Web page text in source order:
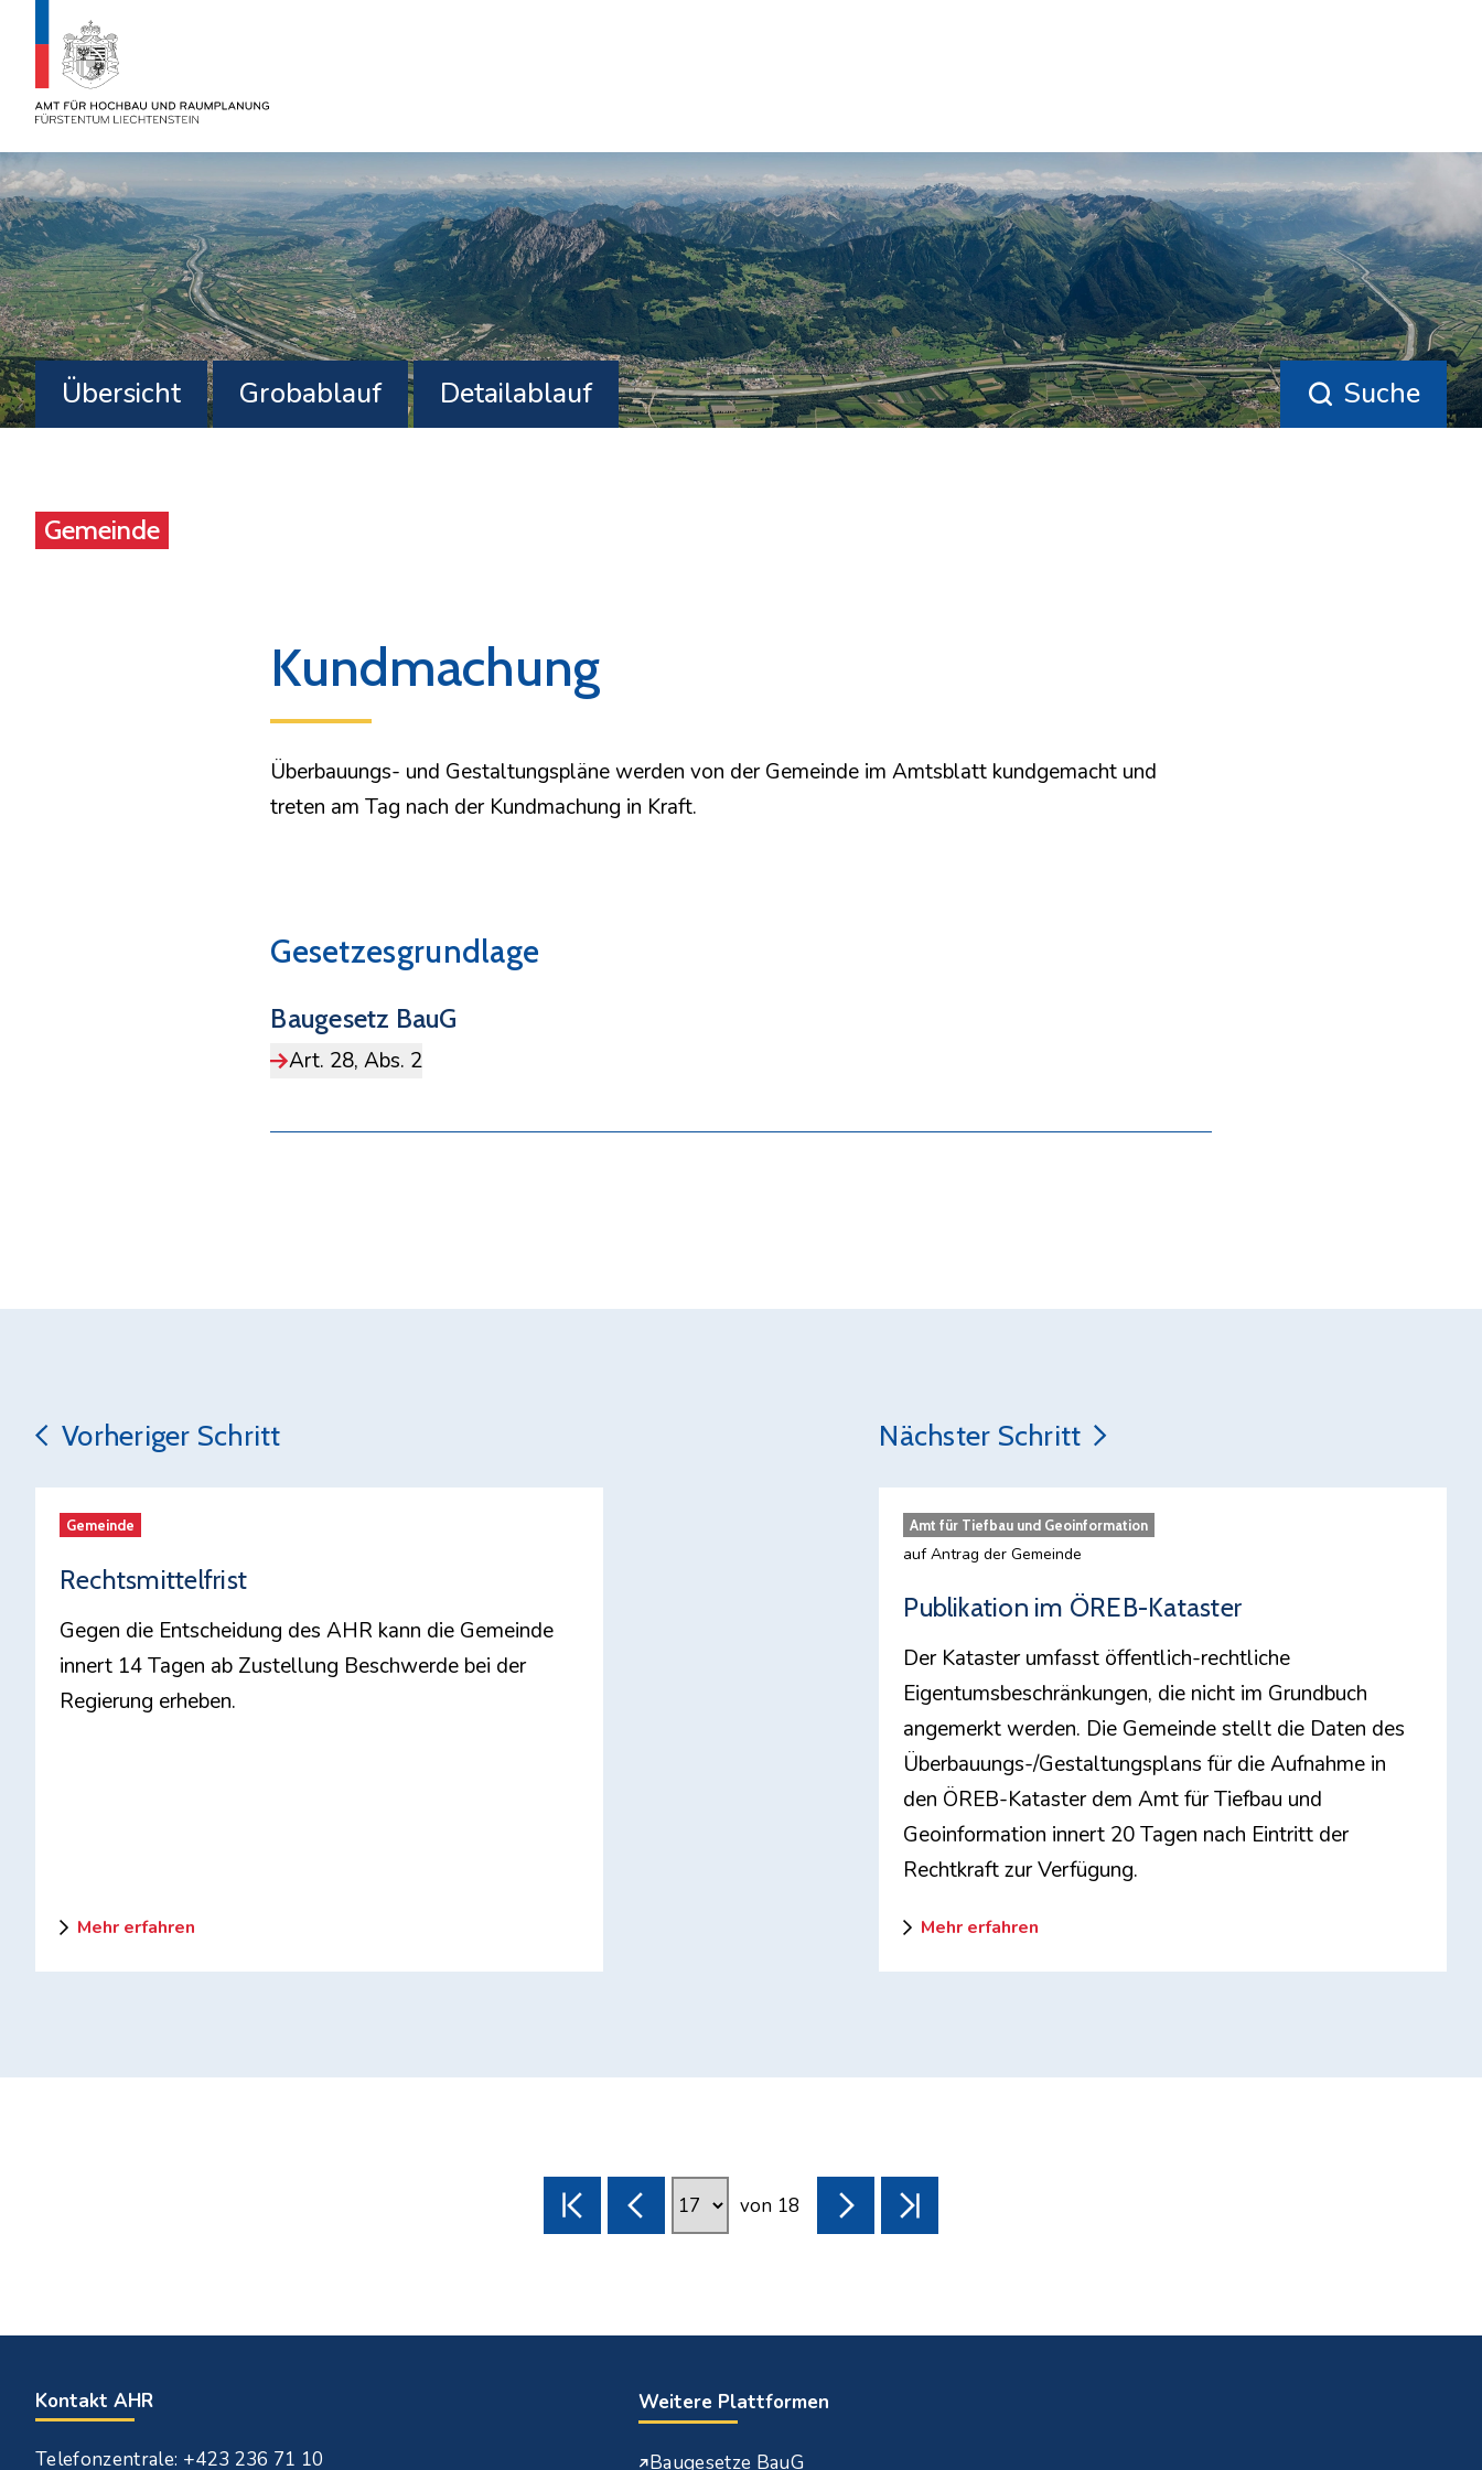
Übersicht Grobablauf Detailablauf  Suche
Gemeinde
Kundmachung
Überbauungs- und Gestaltungspläne werden von der Gemeinde im Amtsblatt kundgemacht und
treten am Tag nach der Kundmachung in Kraft.
Gesetzesgrundlage
Baugesetz BauG
Art. 28, Abs. 2
Vorheriger Schritt
Gemeinde
Rechtsmittelfrist
Gegen die Entscheidung des AHR kann die Gemeinde
innert 14 Tagen ab Zustellung Beschwerde bei der
Regierung erheben.
Mehr erfahren
Nächster Schritt
Amt für Tiefbau und Geoinformation
auf Antrag der Gemeinde
Publikation im ÖREB-Kataster
Der Kataster umfasst öffentlich-rechtliche
Eigentumsbeschränkungen, die nicht im Grundbuch
angemerkt werden. Die Gemeinde stellt die Daten des
Überbauungs-/Gestaltungsplans für die Aufnahme in
den ÖREB-Kataster dem Amt für Tiefbau und
Geoinformation innert 20 Tagen nach Eintritt der
Rechtkraft zur Verfügung.
Mehr erfahren
von 18
Kontakt AHR
Telefonzentrale: +423 236 71 10
Weitere Plattformen
 Baugesetze BauG